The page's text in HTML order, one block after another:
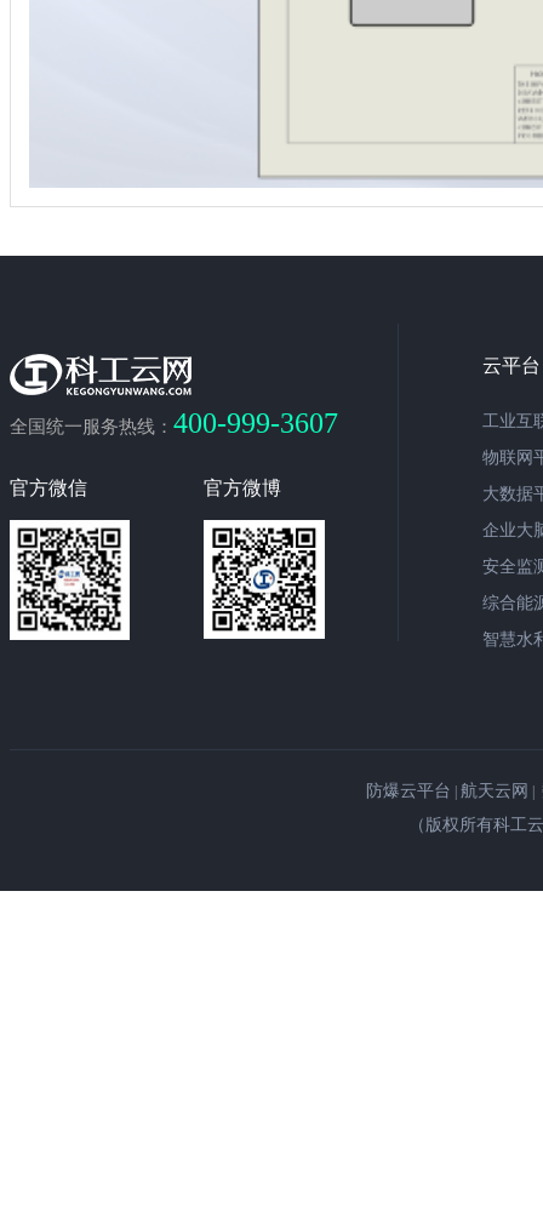
全国统一服务热线： 400-999-3607
官方微信 官方微博
云平台
工业互
物联网
大数据
企业大
安全监
综合能
智慧水
防爆云平台 | 航天云网 |
（版权所有科工